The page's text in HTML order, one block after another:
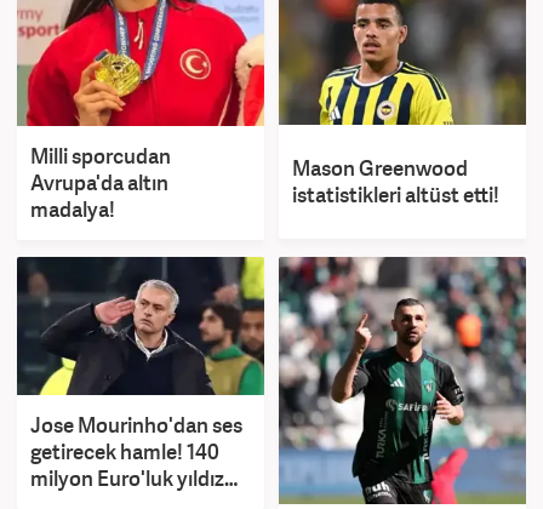
Milli sporcudan
Avrupa'da altın
madalya!
Mason Greenwood
istatistikleri altüst etti!
Jose Mourinho'dan ses
getirecek hamle! 140
milyon Euro'luk yıldız